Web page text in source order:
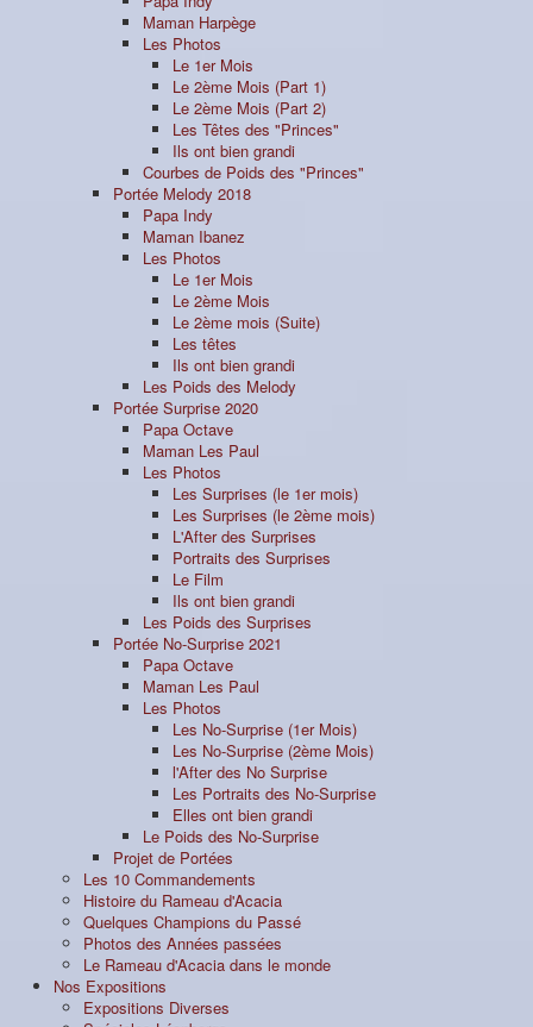
Maman Harpège
Les Photos
Le 1er Mois
Le 2ème Mois (Part 1)
Le 2ème Mois (Part 2)
Les Têtes des "Princes"
Ils ont bien grandi
Courbes de Poids des "Princes"
Portée Melody 2018
Papa Indy
Maman Ibanez
Les Photos
Le 1er Mois
Le 2ème Mois
Le 2ème mois (Suite)
Les têtes
Ils ont bien grandi
Les Poids des Melody
Portée Surprise 2020
Papa Octave
Maman Les Paul
Les Photos
Les Surprises (le 1er mois)
Les Surprises (le 2ème mois)
L'After des Surprises
Portraits des Surprises
Le Film
Ils ont bien grandi
Les Poids des Surprises
Portée No-Surprise 2021
Papa Octave
Maman Les Paul
Les Photos
Les No-Surprise (1er Mois)
Les No-Surprise (2ème Mois)
l'After des No Surprise
Les Portraits des No-Surprise
Elles ont bien grandi
Le Poids des No-Surprise
Projet de Portées
Les 10 Commandements
Histoire du Rameau d'Acacia
Quelques Champions du Passé
Photos des Années passées
Le Rameau d'Acacia dans le monde
Nos Expositions
Expositions Diverses